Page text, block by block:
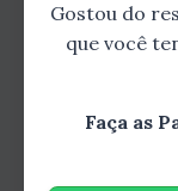
Stearns
Gostou do
que você
Faça as